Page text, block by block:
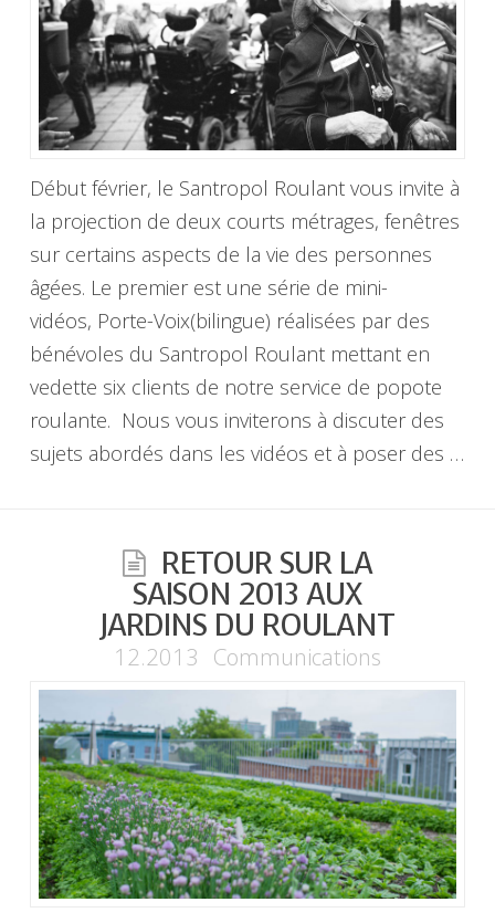
Début février, le Santropol Roulant vous invite à
la projection de deux courts métrages, fenêtres
sur certains aspects de la vie des personnes
âgées. Le premier est une série de mini-
vidéos, Porte-Voix(bilingue) réalisées par des
bénévoles du Santropol Roulant mettant en
vedette six clients de notre service de popote
roulante. Nous vous inviterons à discuter des
sujets abordés dans les vidéos et à poser des …
RETOUR SUR LA
SAISON 2013 AUX
JARDINS DU ROULANT
12.2013 Communications